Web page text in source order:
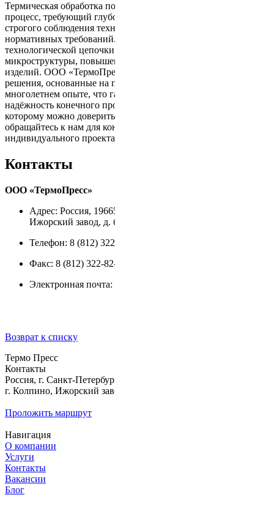
Термическая обработка поковок – это высокотехнологичный
процесс, требующий глубоких знаний в области металлургии,
строгого соблюдения технологических режимов и
нормативных требований. Правильное выполнение
технологической цепочки обеспечивает оптимизацию
микроструктуры, повышение прочности и долговечности
изделий. ООО «ТермоПресс» предлагает комплексные
решения, основанные на передовых технологиях и
многолетнем опыте, что гарантирует безопасность и
надёжность конечного продукта. Выбирайте партнёра,
которому можно доверить важнейшие этапы обработки –
обращайтесь к нам для консультаций и расчёта
индивидуального проекта.
Контакты
ООО «ТермоПресс»
Адрес: Россия, 196650, Санкт-Петербург, г. Колпино,
Ижорский завод, д. б/н
Телефон: 8 (812) 322-89-80
Факс: 8 (812) 322-82-28
Электронная почта:
Возврат к списку
Термо Пресс
Контакты
Россия, г. Санкт-Петербург,
г. Колпино, Ижорский завод, д. б/н
Проложить маршрут
Навигация
О компании
Услуги
Контакты
Вакансии
Блог